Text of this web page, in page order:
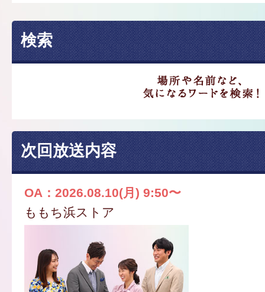
検索
次回放送内容
OA：2026.08.10(月) 9:50〜
ももち浜ストア